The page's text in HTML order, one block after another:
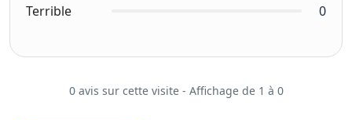
Terrible
0
0 avis sur cette visite - Affichage de 1 à 0